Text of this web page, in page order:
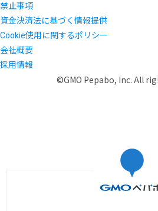
禁止事項
資金決済法に基づく情報提供
Cookie使用に関するポリシー
会社概要
採用情報
©GMO Pepabo, Inc. All